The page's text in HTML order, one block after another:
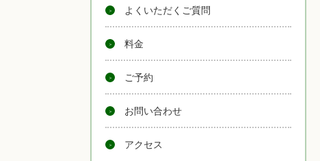
よくいただくご質問
料金
ご予約
お問い合わせ
アクセス